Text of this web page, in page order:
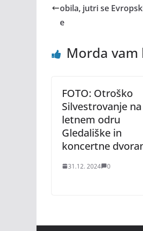
obila, jutri se
e
Morda vam
FOTO: Otroško
Silvestrovanje na
letnem odru
Gledališke in
koncertne
31.12. 2024 0